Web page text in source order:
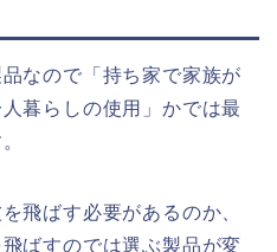
なので「持ち家で家族が
暮らしの使用」かでは最
飛ばす必要があるのか、
ばすのでは選ぶ製品が変